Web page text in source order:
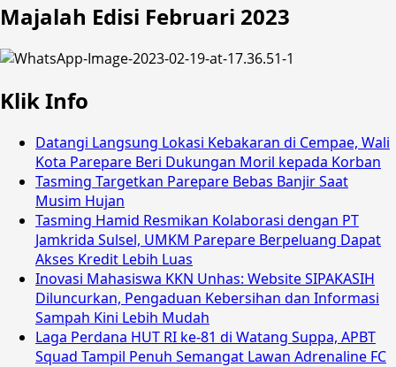
Majalah Edisi Februari 2023
Klik Info
Datangi Langsung Lokasi Kebakaran di Cempae, Wali
Kota Parepare Beri Dukungan Moril kepada Korban
Tasming Targetkan Parepare Bebas Banjir Saat
Musim Hujan
Tasming Hamid Resmikan Kolaborasi dengan PT
Jamkrida Sulsel, UMKM Parepare Berpeluang Dapat
Akses Kredit Lebih Luas
Inovasi Mahasiswa KKN Unhas: Website SIPAKASIH
Diluncurkan, Pengaduan Kebersihan dan Informasi
Sampah Kini Lebih Mudah
Laga Perdana HUT RI ke-81 di Watang Suppa, APBT
Squad Tampil Penuh Semangat Lawan Adrenaline FC